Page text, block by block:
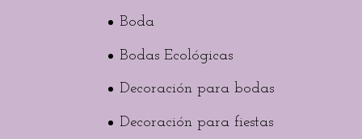
Boda
Bodas Ecológicas
Decoración para bodas
Decoración para fiestas